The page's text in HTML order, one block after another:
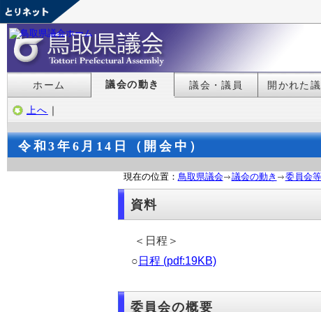
ホーム 議会の動き 議会・議員 開かれた
上へ ｜
令和3年6月14日（開会中）
現在の位置： 鳥取県議会 議会の動き 委員会
資料
＜日程＞
○ 日程 (pdf:19KB)
委員会の概要